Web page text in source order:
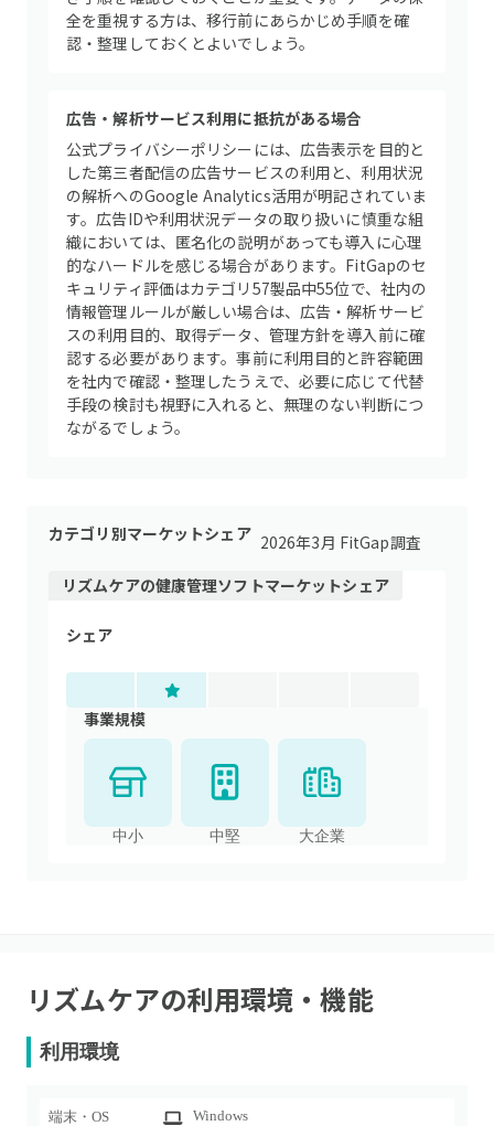
全を重視する方は、移行前にあらかじめ手順を確
認・整理しておくとよいでしょう。
広告・解析サービス利用に抵抗がある場合
公式プライバシーポリシーには、広告表示を目的と
した第三者配信の広告サービスの利用と、利用状況
の解析へのGoogle Analytics活用が明記されていま
す。広告IDや利用状況データの取り扱いに慎重な組
織においては、匿名化の説明があっても導入に心理
的なハードルを感じる場合があります。FitGapのセ
キュリティ評価はカテゴリ57製品中55位で、社内の
情報管理ルールが厳しい場合は、広告・解析サービ
スの利用目的、取得データ、管理方針を導入前に確
認する必要があります。事前に利用目的と許容範囲
を社内で確認・整理したうえで、必要に応じて代替
手段の検討も視野に入れると、無理のない判断につ
ながるでしょう。
カテゴリ別マーケットシェア 2026年3月 FitGap調査
リズムケアの健康管理ソフトマーケットシェア
シェア
事業規模
中小 中堅 大企業
リズムケアの利用環境・機能
利用環境
端末・OS Windows